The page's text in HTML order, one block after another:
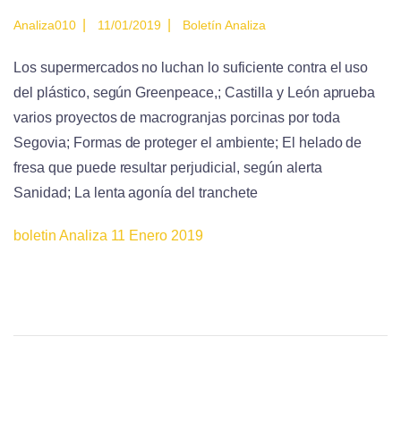
Analiza010 11/01/2019 Boletín Analiza
Los supermercados no luchan lo suficiente contra el uso
del plástico, según Greenpeace,; Castilla y León aprueba
varios proyectos de macrogranjas porcinas por toda
Segovia; Formas de proteger el ambiente; El helado de
fresa que puede resultar perjudicial, según alerta
Sanidad; La lenta agonía del tranchete
boletin Analiza 11 Enero 2019